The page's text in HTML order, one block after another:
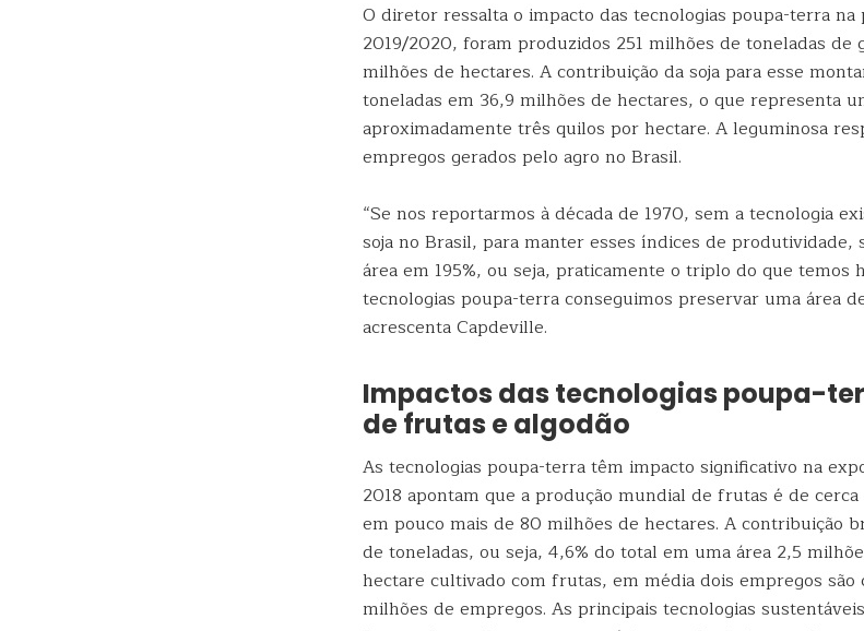
O diretor ressalta o impacto das tecnologias poupa-terra na
2019/2020, foram produzidos 251 milhões de toneladas de
milhões de hectares. A contribuição da soja para esse
toneladas em 36,9 milhões de hectares, o que representa
aproximadamente três quilos por hectare. A leguminosa
empregos gerados pelo agro no Brasil.
“Se nos reportarmos à década de 1970, sem a tecnologia
soja no Brasil, para manter esses índices de produtividade,
área em 195%, ou seja, praticamente o triplo do que temos
tecnologias poupa-terra conseguimos preservar uma área
acrescenta Capdeville.
Impactos das tecnologias poupa-
de frutas e algodão
As tecnologias poupa-terra têm impacto significativo na
2018 apontam que a produção mundial de frutas é de
em pouco mais de 80 milhões de hectares. A contribuição
de toneladas, ou seja, 4,6% do total em uma área 2,5
hectare cultivado com frutas, em média dois empregos são
milhões de empregos. As principais tecnologias